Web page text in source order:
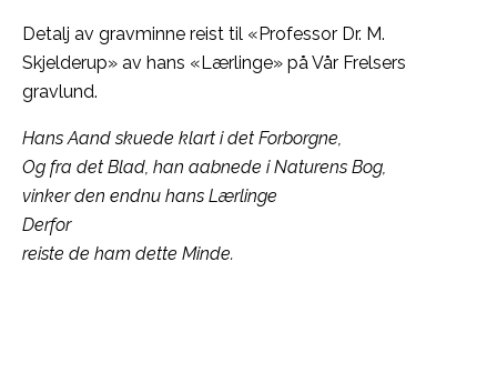
Detalj av gravminne reist til «Professor Dr. M.
Skjelderup» av hans «Lærlinge» på Vår Frelsers
gravlund.
Hans Aand skuede klart i det Forborgne,
Og fra det Blad, han aabnede i Naturens Bog,
vinker den endnu hans Lærlinge
Derfor
reiste de ham dette Minde.